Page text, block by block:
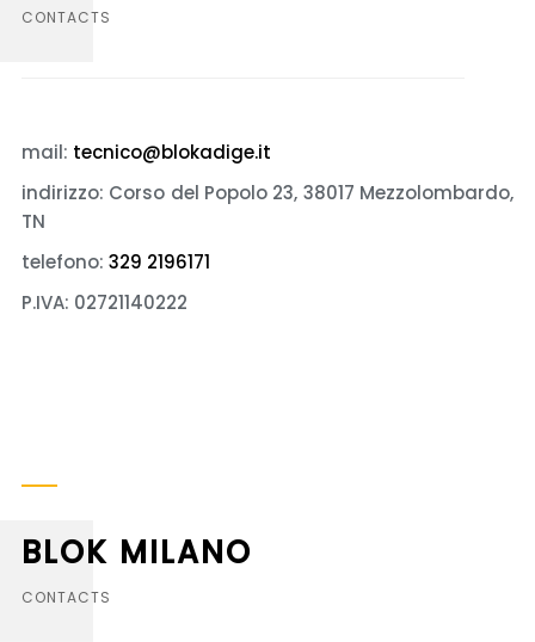
CONTACTS
mail: tecnico@blokadige.it
indirizzo: Corso del Popolo 23, 38017 Mezzolombardo,
TN
telefono: 329 2196171
P.IVA: 02721140222
BLOK MILANO
CONTACTS